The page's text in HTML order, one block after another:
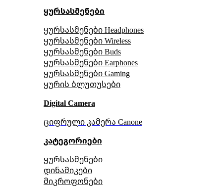
ყურსასმენები
ყურსასმენები Headphones
ყურსასმენები Wireless
ყურსასმენები Buds
ყურსასმენები Earphones
ყურსასმენები Gaming
ყურის ბლუთუსები
Digital Camera
ციფრული კამერა Сanone
კატეგორიები
ყურსასმენები
დინამიკები
მიკროფონები